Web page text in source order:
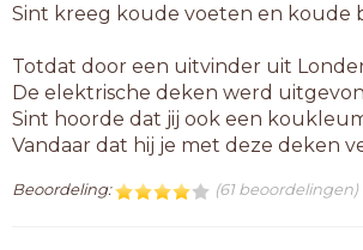
Sint kreeg koude voeten en koude
Totdat door een uitvinder uit
De elektrische deken werd
Sint hoorde dat jij ook een
Vandaar dat hij je met deze deken
Beoordeling: (61 beoordelingen)